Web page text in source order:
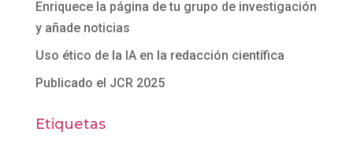
Enriquece la página de tu grupo de investigación
y añade noticias
Uso ético de la IA en la redacción científica
Publicado el JCR 2025
Etiquetas